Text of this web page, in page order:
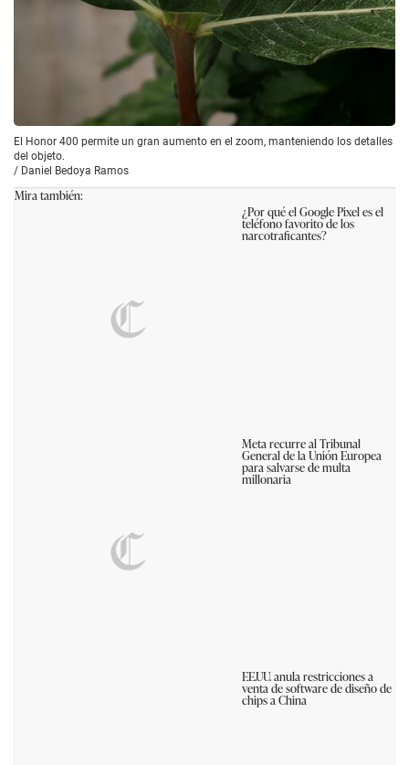
El Honor 400 permite un gran aumento en el zoom, manteniendo los detalles
del objeto.
/ Daniel Bedoya Ramos
Mira también:
¿Por qué el Google Pixel es el
teléfono favorito de los
narcotraficantes?
Meta recurre al Tribunal
General de la Unión Europea
para salvarse de multa
millonaria
EE.UU. anula restricciones a
venta de software de diseño de
chips a China